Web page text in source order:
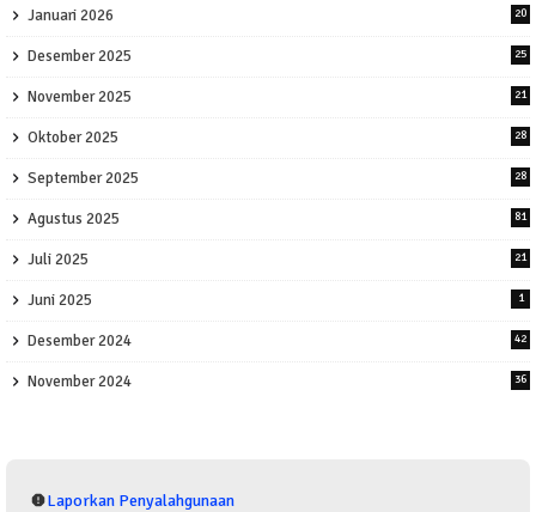
Januari 2026 20
Desember 2025 25
November 2025 21
Oktober 2025 28
September 2025 28
Agustus 2025 81
Juli 2025 21
Juni 2025 1
Desember 2024 42
November 2024 36
Laporkan Penyalahgunaan